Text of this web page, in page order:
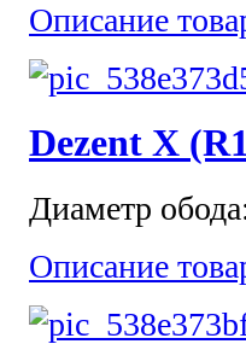
Описание
Dezent X
Диаметр
Описание